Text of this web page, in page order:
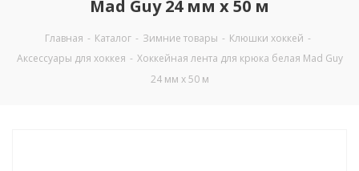
Mad Guy 24 мм х 50 м
Главная - Каталог - Зимние товары - Клюшки хоккей -
Аксессуары для хоккея - Хоккейная лента для крюка белая Mad Guy
24 мм х 50 м